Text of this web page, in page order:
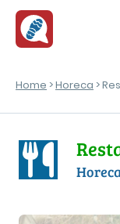
Home >Horeca >